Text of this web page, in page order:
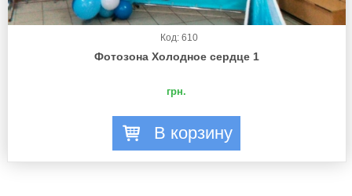
Код: 610
Фотозона Холодное сердце 1
грн.
В корзину